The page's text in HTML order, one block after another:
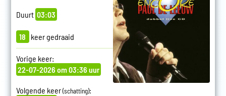
Duurt 03:03
18 keer gedraaid
Vorige keer:
22-07-2026 om 03:36 uur
Volgende keer(schatting):